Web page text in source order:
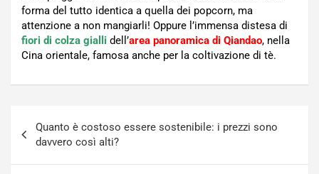
forma del tutto identica a quella dei popcorn, ma
attenzione a non mangiarli! Oppure l’immensa distesa di
fiori di colza gialli dell’area panoramica di Qiandao, nella
Cina orientale, famosa anche per la coltivazione di tè.
articoli
Quanto è costoso essere sostenibile: i prezzi sono
davvero così alti?